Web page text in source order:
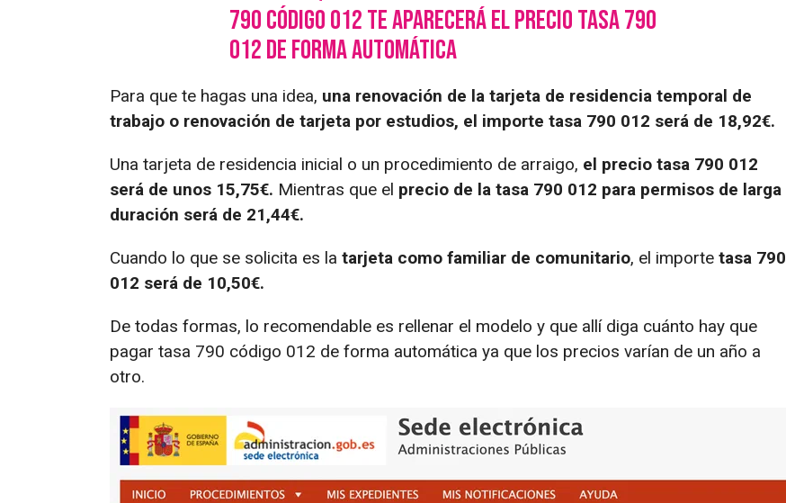
790 código 012 te aparecerá el precio tasa 790
012 de forma automática
Para que te hagas una idea, una renovación de la tarjeta de residencia temporal de
trabajo o renovación de tarjeta por estudios, el importe tasa 790 012 será de 18,92€.
Una tarjeta de residencia inicial o un procedimiento de arraigo, el precio tasa 790 012
será de unos 15,75€. Mientras que el precio de la tasa 790 012 para permisos de larga
duración será de 21,44€.
Cuando lo que se solicita es la tarjeta como familiar de comunitario, el importe tasa 790
012 será de 10,50€.
De todas formas, lo recomendable es rellenar el modelo y que allí diga cuánto hay que
pagar tasa 790 código 012 de forma automática ya que los precios varían de un año a
otro.